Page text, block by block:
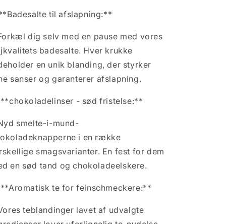
til afslapning:**
dig selv med en pause med vores
badesalte. Hver krukke
en unik blanding, der styrker
sanser og garanterer afslapning.
- sød fristelse:**
smelte-i-mund-
i en række
smagsvarianter. En fest for dem
en sød tand og chokoladeelskere.
te for feinschmeckere:**
teblandinger lavet af udvalgte